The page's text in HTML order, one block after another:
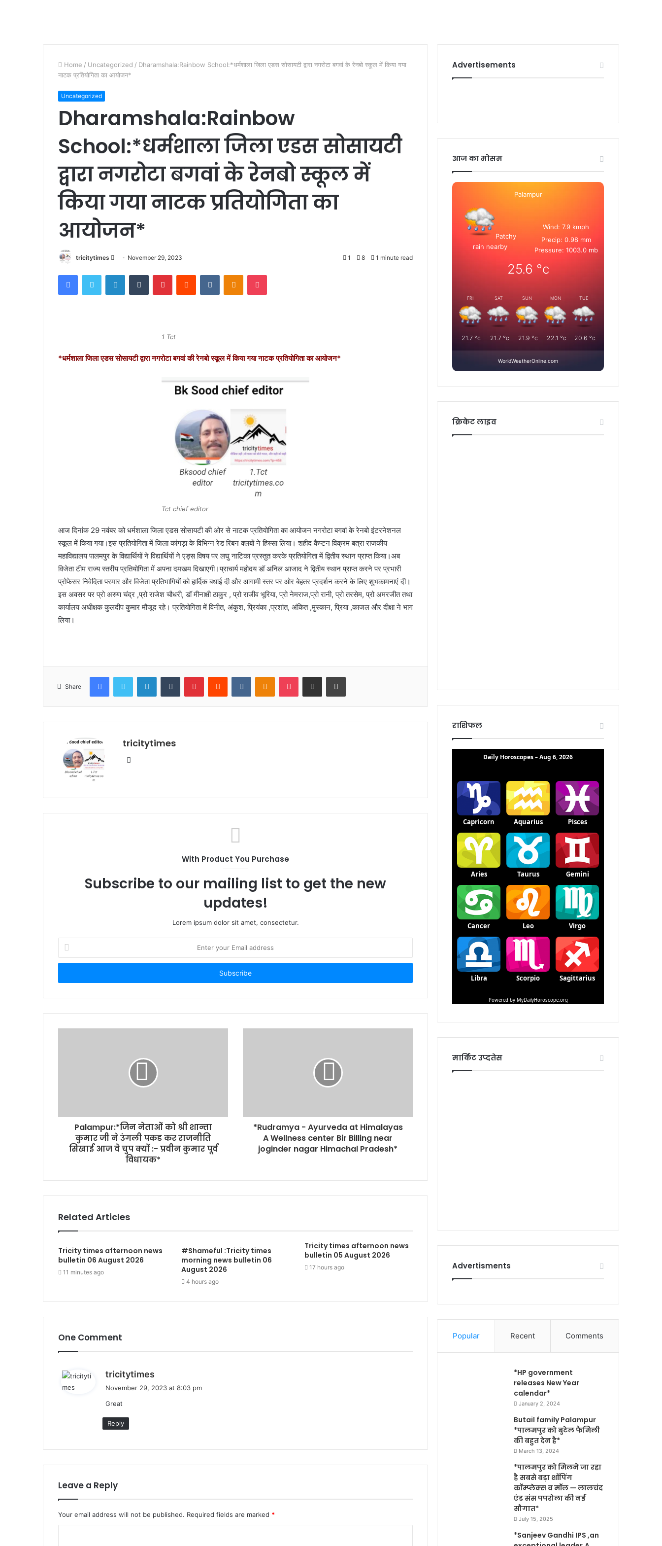
Home / Uncategorized / Dharamshala:Rainbow School:*धर्मशाला जिला एडस सोसायटी द्वारा नगरोटा बगवां के रेनबो स्कूल में किया गया
नाटक प्रतियोगिता का आयोजन*
Uncategorized
Dharamshala:Rainbow
School:*धर्मशाला जिला एडस सोसायटी
द्वारा नगरोटा बगवां के रेनबो स्कूल में
किया गया नाटक प्रतियोगिता का
आयोजन*
tricitytimes
Send
email
November 29, 2023 1 8 1 minute read
FacebookTwitter LinkedInTumblr PinterestReddit VKontakteOdnoklassniki
Pocket
1 Tct
*धर्मशाला जिला एडस सोसायटी द्वारा नगरोटा बगवां की रेनबो स्कूल में किया गया नाटक प्रतियोगिता का आयोजन*
Tct chief editor
आज दिनांक 29 नवंबर को धर्मशाला जिला एडस सोसायटी की ओर से नाटक प्रतियोगिता का आयोजन नगरोटा बगवां के रेनबो इंटरनेशनल
स्कूल में किया गया।इस प्रतियोगिता में जिला कांगड़ा के विभिन्न रेड रिबन क्लबों ने हिस्सा लिया। शहीद कैप्टन विक्रम बत्रा राजकीय
महाविद्यालय पालमपुर के विद्यार्थियों ने विद्यार्थियों ने एड्स विषय पर लघु नाटिका प्रस्तुत करके प्रतियोगिता में द्वितीय स्थान प्राप्त किया।अब
विजेता टीम राज्य स्तरीय प्रतियोगिता में अपना दमखम दिखाएगी।प्राचार्य महोदय डॉ अनिल आजाद ने द्वितीय स्थान प्राप्त करने पर प्रभारी
प्रोफेसर निवेदिता परमार और विजेता प्रतिभागियों को हार्दिक बधाई दी और आगामी स्तर पर ओर बेहतर प्रदर्शन करने के लिए शुभकामनाएं दी।
इस अवसर पर प्रो अरुण चंद्र ,प्रो राजेश चौधरी, डॉ मीनाक्षी ठाकुर , प्रो राजीव भूरिया, प्रो नेमराज,प्रो रानी, प्रो तरसेम, प्रो अमरजीत तथा
कार्यालय अधीक्षक कुलदीप कुमार मौजूद रहे। प्रतियोगिता में विनीत, अंकुश, प्रियंका ,प्रशांत, अंकित ,मुस्कान, प्रिया ,काजल और दीक्षा ने भाग
लिया।
Share
FacebookTwitter LinkedInTumblr PinterestReddit VKontakteOdnoklassniki
Pocket Share via Email Print
tricitytimes
Website
With Product You Purchase
Subscribe to our mailing list to get the new
updates!
Lorem ipsum dolor sit amet, consectetur.
your
Email
Palampur:*जिन नेताओं को श्री शान्ता
कुमार जी ने उंगली पकड कर राजनीति
सिखाई आज वे चुप क्यों :- प्रवीन कुमार पूर्व
विधायक*
*Rudramya - Ayurveda at Himalayas
A Wellness center Bir Billing near
joginder nagar Himachal Pradesh*
Related Articles
Tricity times afternoon news
bulletin 06 August 2026
11 minutes ago
#Shameful :Tricity times
morning news bulletin 06
August 2026
4 hours ago
Tricity times afternoon news
bulletin 05 August 2026
17 hours ago
One Comment
tricitytimes
November 29, 2023 at 8:03 pm
Great
Reply
Leave a Reply
Your email address will not be published. Required fields are marked *
Advertisements
आज का मोसम
Palampur
Patchy
rain nearby
Wind: 7.9 kmph
Precip: 0.98 mm
Pressure: 1003.0 mb
25.6 °c
FRI
21.7 °c
SAT
21.7°c
SUN
21.9 °c
MON
22.1 °c
TUE
20.6 °c
WorldWeatherOnline.com
क्रिकेट लाइव
राशिफल
मार्किट उप्दतेस
Advertisments
Popular Recent Comments
*HP government
releases New Year
calendar*
January 2, 2024
Butail family Palampur
*पालमपुर को बुटेल फैमिली
की बहुत देन है*
March 13, 2024
*पालमपुर को मिलने जा रहा
है सबसे बड़ा शॉपिंग
कॉम्प्लेक्स व मॉल — लालचंद
एंड संस पपरोला की नई
सौगात*
July 15, 2025
*Sanjeev Gandhi IPS ,an